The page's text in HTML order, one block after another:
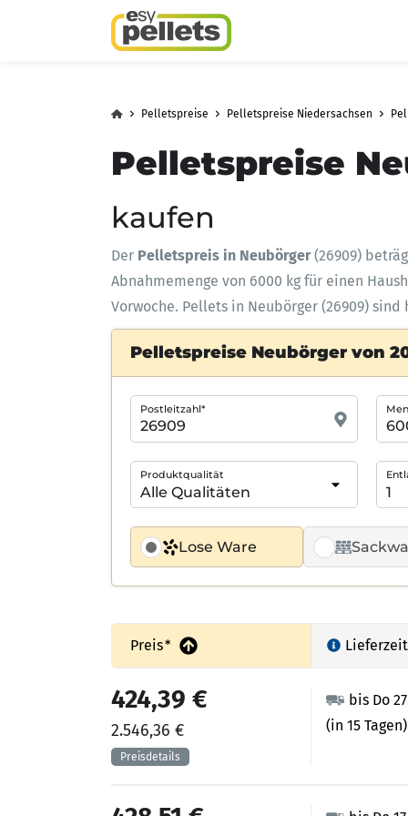
Pelletspreise Pelletspreise Niedersachsen
Pelletspreise
kaufen
Der Pelletspreis in Neubörger(26909)
Abnahmemenge von 6000 kg für einen
Vorwoche. Pellets in Neubörger (26909)
Pelletspreise Neubörger von
Lose Ware
Postleitzahl*
Produktqualität
Preis* Lieferzeit
bis Do
(in 15 Tagen)
424,39 €
2.546,36 €